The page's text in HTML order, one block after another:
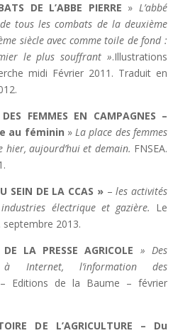
DE L’ABBE PIERRE »L’abbé
tous les combats de la deuxième
siècle avec comme toile de fond :
le plus souffrant ».Illustrations
midi Février 2011. Traduit en
DES FEMMES EN CAMPAGNES –
au féminin »La place des femmes
hier, aujourd’hui et demain. FNSEA.
SEIN DE LA CCAS »–les activités
électrique et gazière. Le
septembre 2013.
DE LA PRESSE AGRICOLE » Des
à Internet, l’information des
– Editions de la Baume – février
DE L’AGRICULTURE – Du